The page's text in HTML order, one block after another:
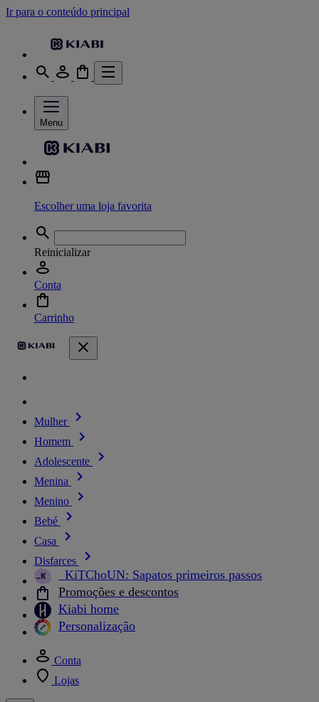
Ir para o conteúdo principal
Menu
Escolher uma loja favorita
Reinicializar
Conta
Carrinho
Mulher
Homem
Adolescente
Menina
Menino
Bebé
Casa
Disfarces
_KiTChoUN: Sapatos primeiros passos
Promoções e descontos
Kiabi home
Personalização
Conta
Lojas